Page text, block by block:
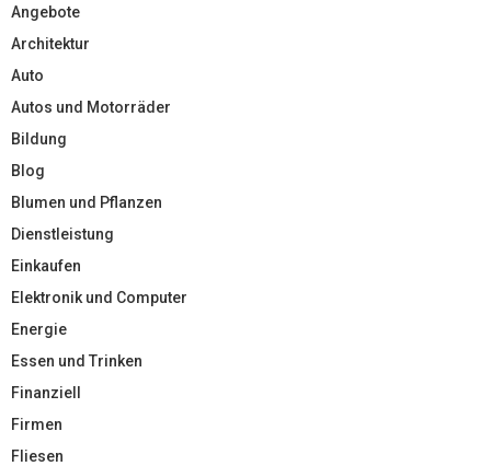
Angebote
Architektur
Auto
Autos und Motorräder
Bildung
Blog
Blumen und Pflanzen
Dienstleistung
Einkaufen
Elektronik und Computer
Energie
Essen und Trinken
Finanziell
Firmen
Fliesen